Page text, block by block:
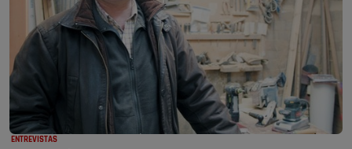
ENTREVISTAS